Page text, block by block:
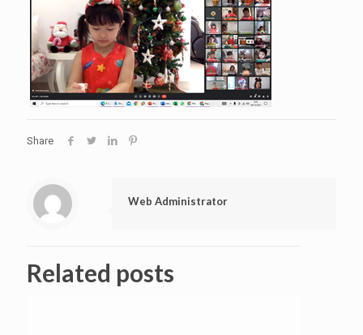
Share
Web Administrator
Related posts